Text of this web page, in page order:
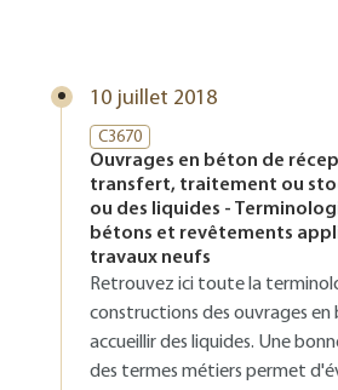
10 juillet 2018
C3670
Ouvrages en béton de
transfert, traitement ou
ou des liquides -
bétons et revêtements
travaux neufs
Retrouvez ici toute la
constructions des ouvrages
accueillir des liquides. Une
des termes métiers permet